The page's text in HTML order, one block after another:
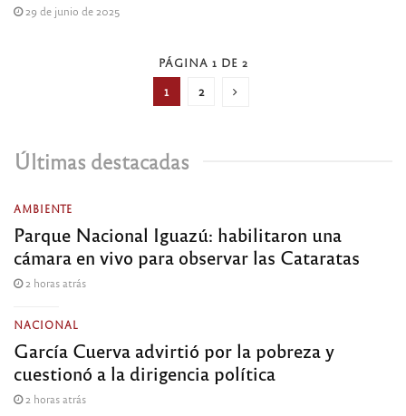
29 de junio de 2025
PÁGINA 1 DE 2
1 2
Últimas destacadas
AMBIENTE
Parque Nacional Iguazú: habilitaron una
cámara en vivo para observar las Cataratas
2 horas atrás
NACIONAL
García Cuerva advirtió por la pobreza y
cuestionó a la dirigencia política
2 horas atrás